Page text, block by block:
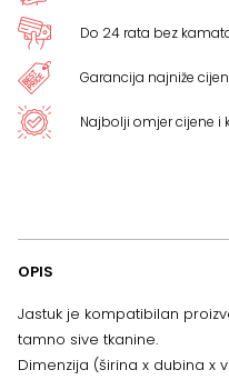
Do 24 rata bez
Garancija najniže
Najbolji omjer cijene i
OPIS
Jastuk je kompatibilan
tamno sive tkanine.
Dimenzija (širina x dubina x